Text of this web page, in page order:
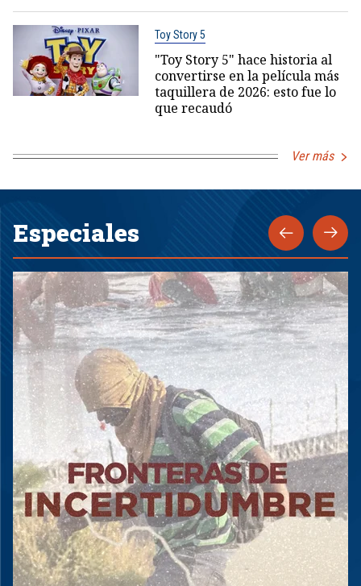
Toy Story 5
"Toy Story 5" hace historia al
convertirse en la película más
taquillera de 2026: esto fue lo
que recaudó
Ver más
Especiales